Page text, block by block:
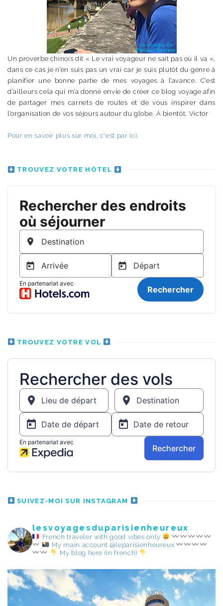
Un proverbe chinois dit « Le vrai voyageur ne sait pas où il va »,
dans ce cas je n’en suis pas un vrai car je suis plutôt du genre à
planifier une bonne partie de mes voyages à l’avance. C’est
d’ailleurs cela qui m’a donné envie de créer ce blog voyage afin
de partager mes carnets de routes et de vous inspirer dans
l’organisation de vos séjours autour du globe. À bientôt. Victor
Pour en savoir plus sur moi, c'est par ici.
TROUVEZ VOTRE HÔTEL
TROUVEZ VOTRE VOL
SUIVEZ-MOI SUR INSTAGRAM
lesvoyagesduparisienheureux
French traveler with good vibes only
My main account @leparisienheureux
My blog here (in french)